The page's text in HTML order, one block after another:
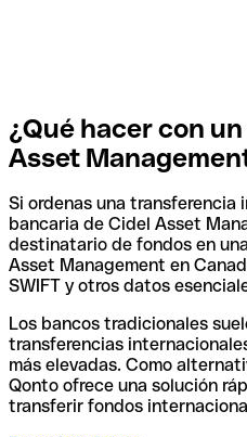
¿Qué hacer con
Asset
Si ordenas una transferencia
bancaria de Cidel Asset
destinatario de fondos en
Asset Management en
SWIFT y otros datos
Los bancos tradicionales
transferencias
más elevadas. Como
Qonto ofrece una solución
transferir fondos